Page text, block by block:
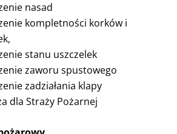
nasad
kompletności korków i
stanu uszczelek
zaworu spustowego
zadziałania klapy
dla Straży Pożarnej